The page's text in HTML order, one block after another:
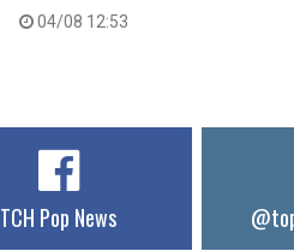
04/08 12:53
TCH Pop News